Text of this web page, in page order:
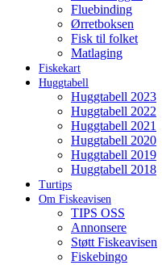
Fluebinding
Ørretboksen
Fisk til folket
Matlaging
Fiskekart
Huggtabell
Huggtabell 2023
Huggtabell 2022
Huggtabell 2021
Huggtabell 2020
Huggtabell 2019
Huggtabell 2018
Turtips
Om Fiskeavisen
TIPS OSS
Annonsere
Støtt Fiskeavisen
Fiskebingo